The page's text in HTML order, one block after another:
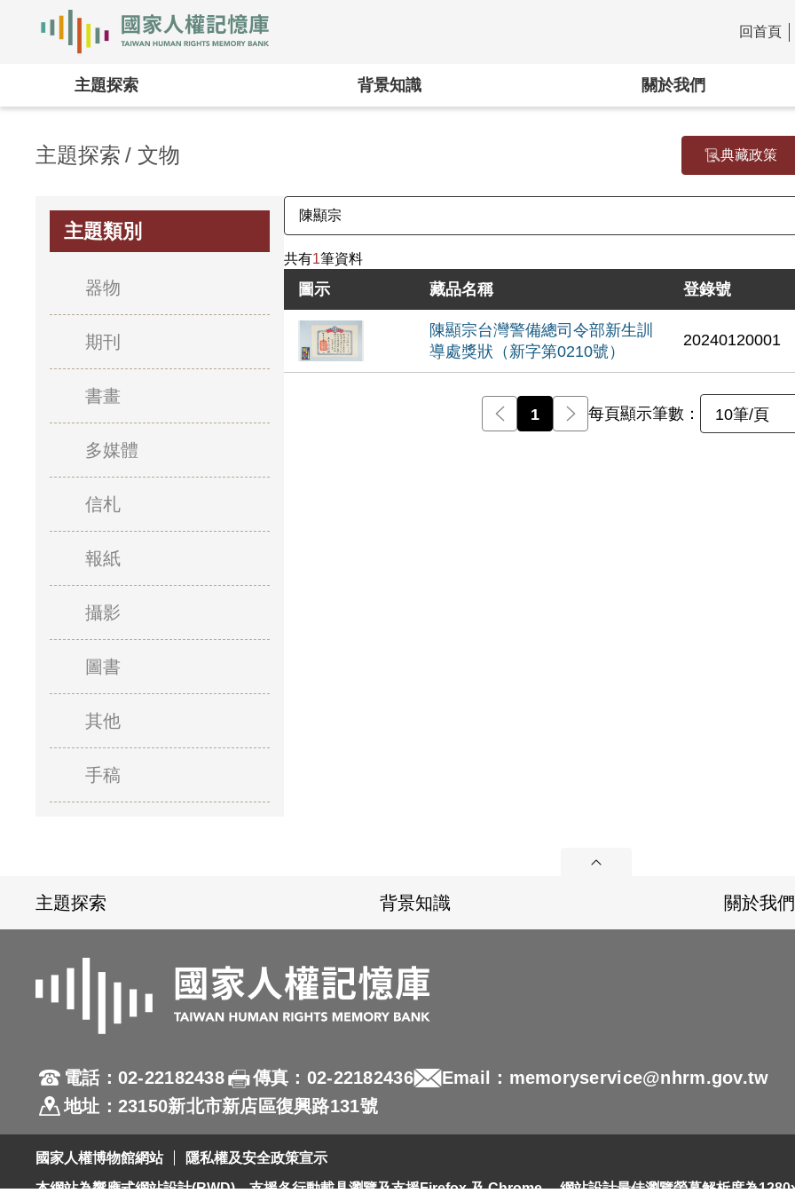
:::
回首頁
主題探索 背景知識 關於我們
主題探索 文物 典藏政策
主題類別
器物
期刊
書畫
多媒體
信札
報紙
攝影
圖書
其他
手稿
共有1筆資料
圖示 藏品名稱 登錄號
陳顯宗台灣警備總司令部新生訓
導處獎狀（新字第0210號）
20240120001
前一頁
1 後一頁
每頁顯示筆數： 10筆/頁
主題探索 背景知識 關於我們
電話：02-22182438 傳真：02-22182436
Email：memoryservice@nhrm.gov.tw
地址：23150新北市新店區復興路131號
國家人權博物館網站
隱私權及安全政策宣示
本網站為響應式網站設計(RWD)，支援各行動載具瀏覽及支援Firefox 及 Chrome ，網站設計最佳瀏覽螢幕解析度為